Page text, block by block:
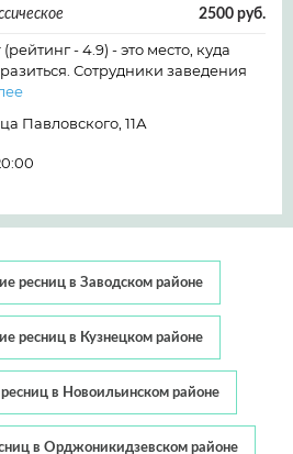
2500 руб.
- 4.9) - это место, куда
Сотрудники заведения
Павловского, 11А
ресниц в Заводском районе
ресниц в Кузнецком районе
в Новоильинском районе
в Орджоникидзевском районе